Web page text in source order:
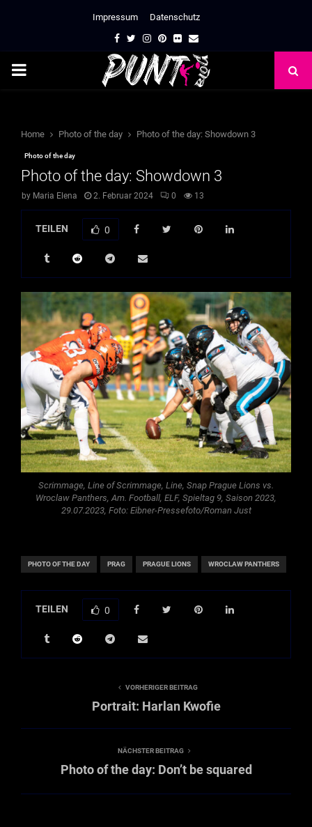
Impressum Datenschutz
Facebook
TwitterInstagram
Pinterest
FlickrEmail
PRIMARY
Home Photo of the day Photo of the day: Showdown 3
Photo of the day
Photo of the day: Showdown 3
by Maria Elena 2. Februar 2024 0 13
TEILEN 0
Scrimmage, Line of Scrimmage, Line, Snap Prague Lions vs.
Wroclaw Panthers, Am. Football, ELF, Spieltag 9, Saison 2023,
29.07.2023, Foto: Eibner-Pressefoto/Roman Just
PHOTO OF THE DAY PRAG PRAGUE LIONS WROCLAW PANTHERS
TEILEN 0
VORHERIGER BEITRAG
Portrait: Harlan Kwofie
NÄCHSTER BEITRAG
Photo of the day: Don’t be squared